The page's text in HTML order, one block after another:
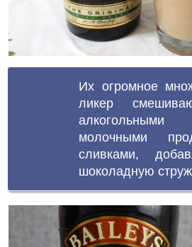
Их огромное
ликер
молочными
сливками,
шоколадную